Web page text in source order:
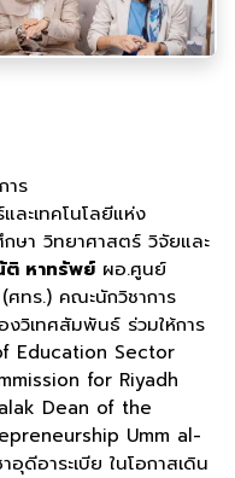
าร
ะเทคโนโลยีแห่ง
ษา วิทยาศาสตร์ วิจัยและ
ติ หาทรัพย์ ผอ.ศูนย์
ทร.) คณะนักวิชาการ
งวิเทศสัมพันธ์ ร่วมให้การ
Education Sector
for Riyadh
Dean of the
Umm al-
ดีอาระเบีย ในโอกาสเดิน